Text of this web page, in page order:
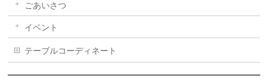
ごあいさつ
イベント
テーブルコーディネート